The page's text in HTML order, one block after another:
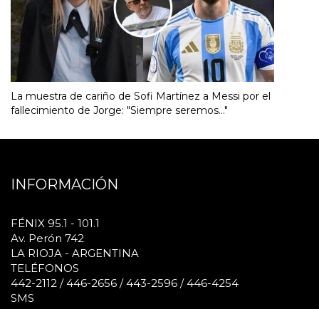
La muestra de cariño de Sofi Martínez a Messi por el
fallecimiento de Jorge: "Siempre seremos..."
INFORMACIÓN
FÉNIX 95.1 - 101.1
Av. Perón 742
LA RIOJA - ARGENTINA
TELÉFONOS
442-2112 / 446-2656 / 443-2596 / 446-4254
SMS